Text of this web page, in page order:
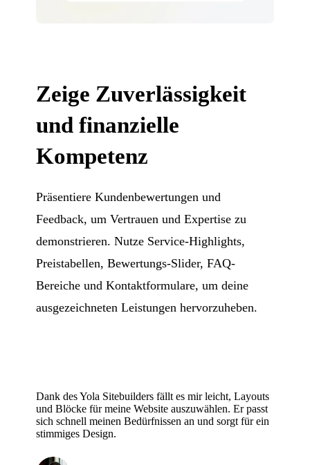
Zeige Zuverlässigkeit
und finanzielle
Kompetenz
Präsentiere Kundenbewertungen und
Feedback, um Vertrauen und Expertise zu
demonstrieren. Nutze Service-Highlights,
Preistabellen, Bewertungs-Slider, FAQ-
Bereiche und Kontaktformulare, um deine
ausgezeichneten Leistungen hervorzuheben.
Dank des Yola Sitebuilders fällt es mir leicht, Layouts
und Blöcke für meine Website auszuwählen. Er passt
sich schnell meinen Bedürfnissen an und sorgt für ein
stimmiges Design.